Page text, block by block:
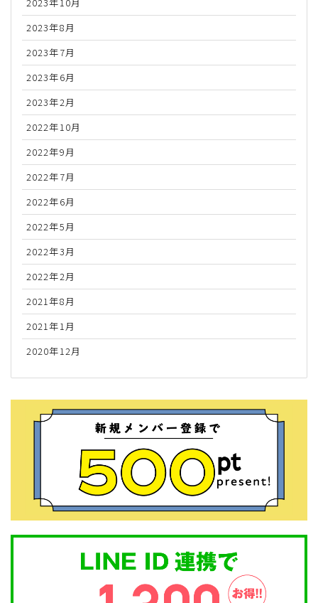
2023年8月
2023年7月
2023年6月
2023年2月
2022年10月
2022年9月
2022年7月
2022年6月
2022年5月
2022年3月
2022年2月
2021年8月
2021年1月
2020年12月